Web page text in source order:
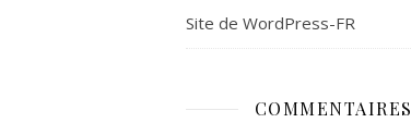
Site de WordPress-FR
COMMENTAIRES